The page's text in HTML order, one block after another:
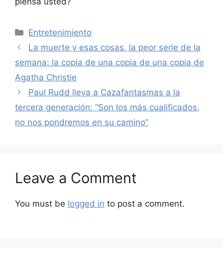
Categories
Entretenimiento
La muerte y esas cosas, la peor serie de la
semana: la copia de una copia de una copia de
Agatha Christie
Paul Rudd lleva a Cazafantasmas a la
tercera generación: “Son los más cualificados,
no nos pondremos en su camino”
Leave a Comment
You must be logged in to post a comment.